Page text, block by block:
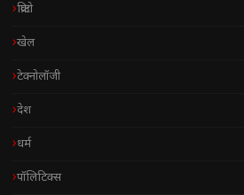
क्रिप्टो
खेल
टेक्नोलॉजी
देश
धर्म
पॉलिटिक्स